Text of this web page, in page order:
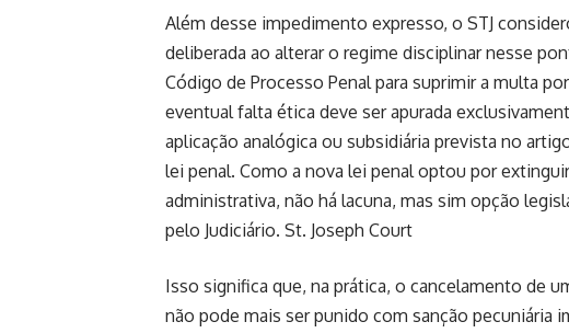
Além desse impedimento expresso, o STJ
deliberada ao alterar o regime disciplinar nesse
Código de Processo Penal para suprimir a multa
eventual falta ética deve ser apurada
aplicação analógica ou subsidiária prevista no
lei penal. Como a nova lei penal optou por
administrativa, não há lacuna, mas sim opção
pelo Judiciário. St. Joseph Court
Isso significa que, na prática, o cancelamento de
não pode mais ser punido com sanção pecuniária